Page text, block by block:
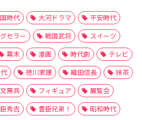
時代 大河ドラマ
平安時代
セラー 戦国武将
スイーツ
幕末 漫画 時代劇
テレビ
徳川家康 織田信長
抹茶
文房具 フィギュア
展覧会
秀吉 豊臣兄弟！
昭和時代